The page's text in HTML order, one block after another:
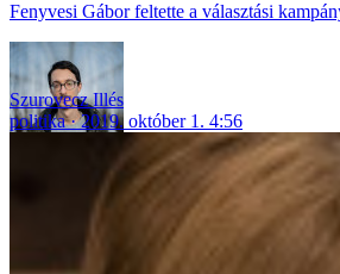
Fenyvesi Gábor feltette a választási
Szurovecz Illés
politika
2019. október 1. 4:56